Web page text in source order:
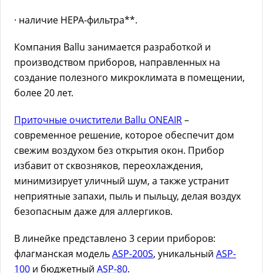
· наличие НЕРА-фильтра**.
Компания Ballu занимается разработкой и
производством приборов, направленных на
создание полезного микроклимата в помещении,
более 20 лет.
Приточные очистители Ballu ONEAIR–
современное решение, которое обеспечит дом
свежим воздухом без открытия окон. Прибор
избавит от сквозняков, переохлаждения,
минимизирует уличный шум, а также устранит
неприятные запахи, пыль и пыльцу, делая воздух
безопасным даже для аллергиков.
В линейке представлено 3 серии приборов:
флагманская модельASP-200S, уникальный ASP-
100 и бюджетный ASP-80.